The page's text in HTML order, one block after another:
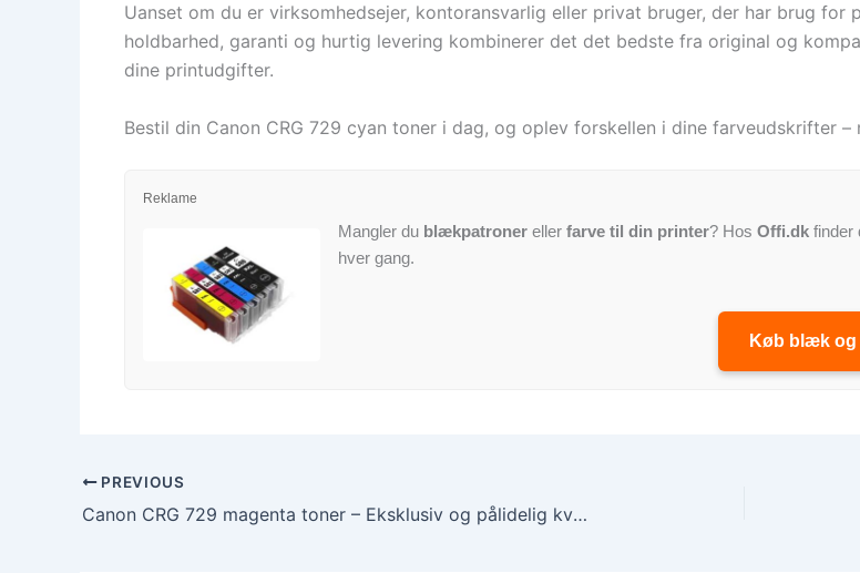
Uanset om du er virksomhedsejer, kontoransvarlig eller privat bruger, der har brug
holdbarhed, garanti og hurtig levering kombinerer det det bedste fra original og
dine printudgifter.
Bestil din Canon CRG 729 cyan toner i dag, og oplev forskellen i dine farveudskrifter
Reklame
Mangler du blækpatroner eller farve til din printer? Hos Offi.dk finder
hver gang.
Køb blæk og
PREVIOUS
Canon CRG 729 magenta toner – Eksklusiv og pålidelig kvalitet